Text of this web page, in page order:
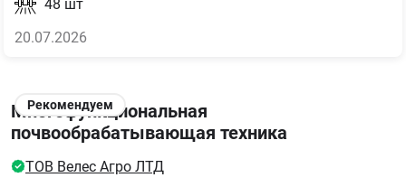
48 шт
20.07.2026
Рекомендуем
Многофункциональная
почвообрабатывающая техника
ТОВ Велес Агро ЛТД